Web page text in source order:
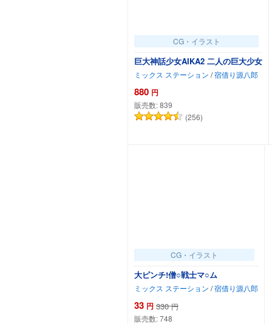
CG・イラスト
巨大神話少女AIKA2 二人の巨大少女
ミックス ステーション /宿借り源八郎
880 円
販売数:839
(256)
CG・イラスト
大ピンチ!僧○戦士マ○ム
ミックス ステーション /宿借り源八郎
33 円 330 円
販売数:748